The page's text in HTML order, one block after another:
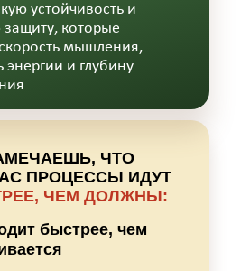
устойчивость и
которые
мышления,
энергии и глубину
быстрее, чем
ЧТО
ПРОЦЕССЫ ИДУТ
ЧЕМ ДОЛЖНЫ: